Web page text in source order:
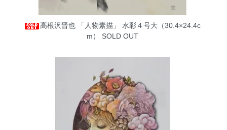
高根沢晋也 「人物素描」 水彩４号大（30.4×24.4c
m）
SOLD OUT